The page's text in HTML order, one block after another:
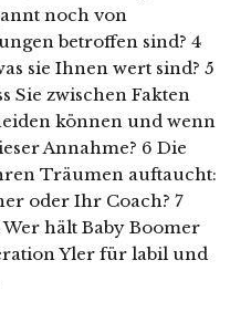
noch von
betroffen sind? 4
sie Ihnen wert sind? 5
Sie zwischen Fakten
können und wenn
Annahme? 6 Die
Träumen auftaucht:
oder Ihr Coach? 7
Wer hält Baby Boomer
Yler für labil und